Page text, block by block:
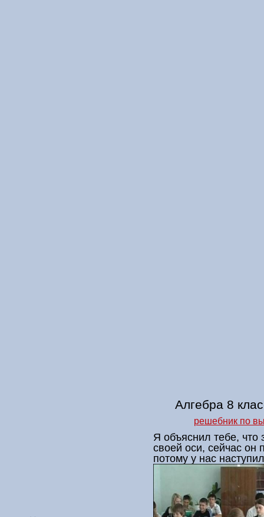
Алгебра 8
решебник по
Я объяснил тебе, что
своей оси, сейчас он
потому у нас